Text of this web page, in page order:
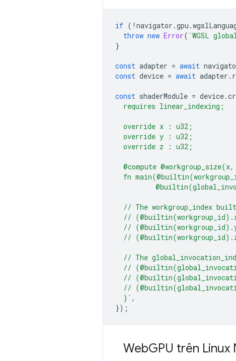
if ( ! navigator .gpu .
throw new Error( `WGSL
}
const adapter = await
const device = await adapter .
const shaderModule = device.
  requires linear_indexing;
  override x : u32;
  override y : u32;
  override z : u32;
@compute @workgroup_size(x,
fn
// The workgroup_index
//
//
//
// The
//
//
//
  }`
,
});
WebGPU trên Linux